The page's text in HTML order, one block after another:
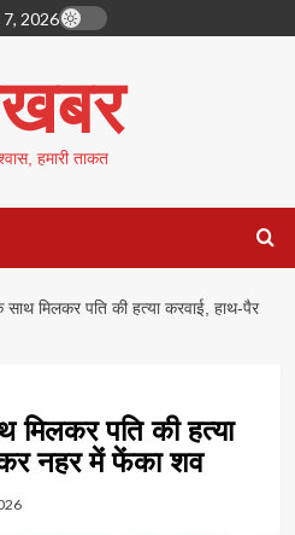
2026
हमारी ताकत
मिलकर पति की हत्या करवाई, हाथ-पैर
मिलकर पति की हत्या
नहर में फेंका शव